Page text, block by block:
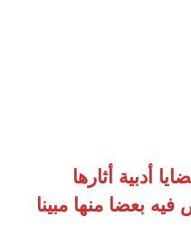
أدبية أثارها
بعضا منها مبينا